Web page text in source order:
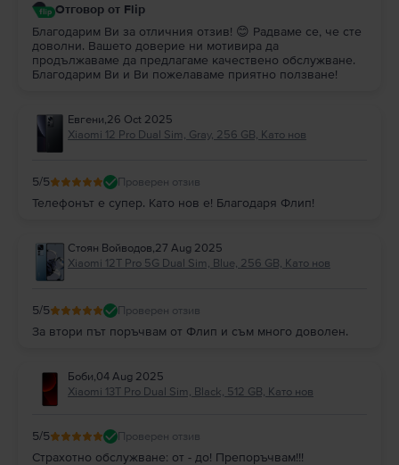
Отговор от Flip
Благодарим Ви за отличния отзив! 😊 Радваме се, че сте
доволни. Вашето доверие ни мотивира да
продължаваме да предлагаме качествено обслужване.
Благодарим Ви и Ви пожелаваме приятно ползване!
Евгени,26 Oct 2025
Xiaomi 12 Pro Dual Sim, Gray, 256 GB, Като нов
5/5 Проверен отзив
Телефонът е супер. Като нов е! Благодаря Флип!
Стоян Войводов,27 Aug 2025
Xiaomi 12T Pro 5G Dual Sim, Blue, 256 GB, Като нов
5/5 Проверен отзив
За втори път поръчвам от Флип и съм много доволен.
Боби,04 Aug 2025
Xiaomi 13T Pro Dual Sim, Black, 512 GB, Като нов
5/5 Проверен отзив
Страхотно обслужване: от - до! Препоръчвам!!!